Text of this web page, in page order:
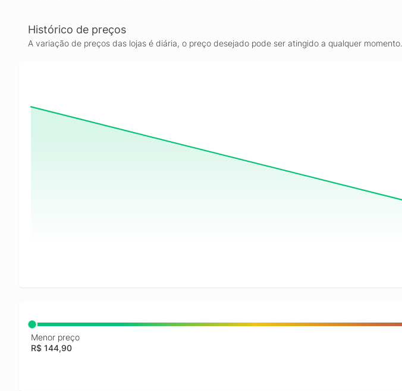
Histórico de preços
A variação de preços das lojas é diária, o preço desejado pode ser atingido a qualquer momento.
Menor preço
R$ 144,90